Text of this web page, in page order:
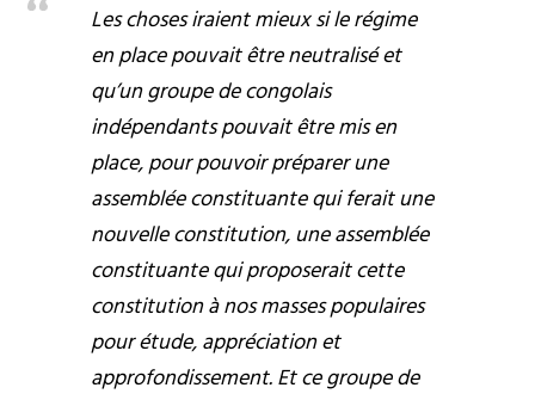
Les choses iraient mieux si le régime
en place pouvait être neutralisé et
qu’un groupe de congolais
indépendants pouvait être mis en
place, pour pouvoir préparer une
assemblée constituante qui ferait une
nouvelle constitution, une assemblée
constituante qui proposerait cette
constitution à nos masses populaires
pour étude, appréciation et
approfondissement. Et ce groupe de